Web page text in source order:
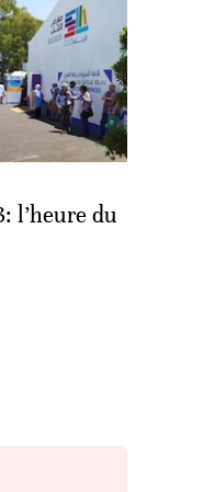
l’heure du